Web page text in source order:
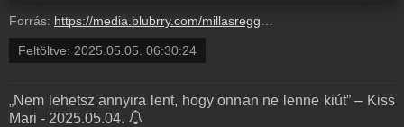
Forrás: https://media.blubrry.com/millasreggeli/millasreggeli.hu/wp-content/uploads/2025/05/cafe_radiocafe98_20250505-0700_OK.mp3
Feltöltve: 2025.05.05. 06:30:24
„Nem lehetsz annyira lent, hogy onnan ne lenne kiút” – Kiss
Mari - 2025.05.04.